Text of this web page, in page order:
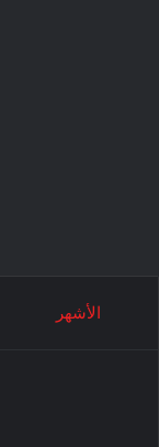
الأشهر